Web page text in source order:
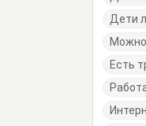
Дети
Есть